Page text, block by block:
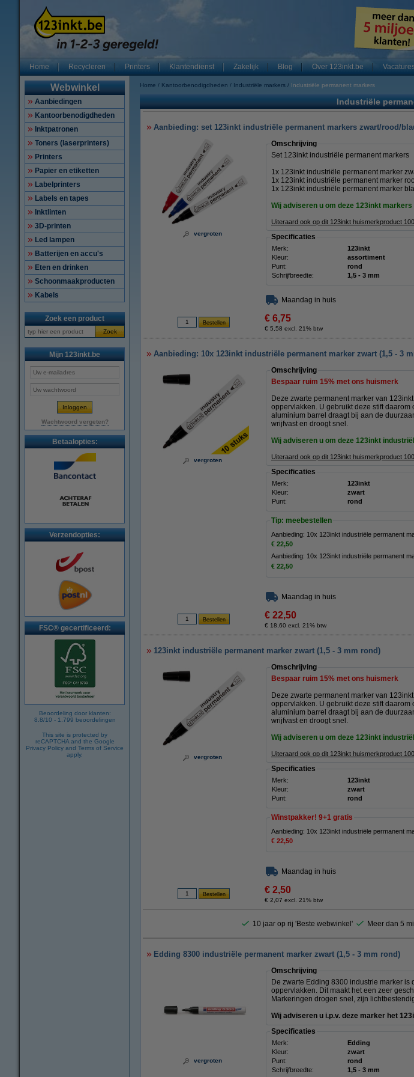
Home Recycleren Printers Klantendienst Zakelijk Blog Over 123inkt.be
Webwinkel
Aanbiedingen
Kantoorbenodigdheden
Inktpatronen
Toners (laserprinters)
Printers
Papier en etiketten
Labelprinters
Labels en tapes
Inktlinten
3D-printen
Led lampen
Batterijen en accu's
Eten en drinken
Schoonmaakproducten
Kabels
Zoek een product
Zoek
Mijn 123inkt.be
Wachtwoord vergeten?
Betaalopties:
Verzendopties:
FSC® gecertificeerd:
Beoordeling door klanten:
8.8/10 - 1.799 beoordelingen
This site is protected by
reCAPTCHA and the Google
Privacy Policy and Terms of Service
apply.
Home Kantoorbenodigdheden Industriële markers Industriële permanent markers
Industriële
Aanbieding: set 123inkt industriële permanent markers zwart/rood/
vergroten
Omschrijving
Set 123inkt industriële permanent markers
1x 123inkt industriële permanent marker
1x 123inkt industriële permanent marker
1x 123inkt industriële permanent marker
Wij adviseren u om deze 123inkt
Uiteraard ook op dit 123inkt huismerkproduct
Specificaties
Merk: 123inkt
Kleur:
assortiment
Punt:
rond
Schrijfbreedte:
1,5 - 3 mm
Maandag in huis
€ 6,75
€ 5,58 excl. 21% btw
Aanbieding: 10x 123inkt industriële permanent marker zwart (1,5 - 3
vergroten
Omschrijving
Bespaar ruim 15% met ons huismerk
Deze zwarte permanent marker van
oppervlakken. U gebruikt deze stift
aluminium barrel draagt bij aan de
wrijfvast en droogt snel.
Wij adviseren u om deze 123inkt
Uiteraard ook op dit 123inkt huismerkproduct
Specificaties
Merk: 123inkt
Kleur:
zwart
Punt:
rond
Tip: meebestellen
Aanbieding: 10x 123inkt industriële permanent
€ 22,50
Aanbieding: 10x 123inkt industriële permanent
€ 22,50
Maandag in huis
€ 22,50
€ 18,60 excl. 21% btw
123inkt industriële permanent marker zwart (1,5 - 3 mm rond)
vergroten
Omschrijving
Bespaar ruim 15% met ons huismerk
Deze zwarte permanent marker van
oppervlakken. U gebruikt deze stift
aluminium barrel draagt bij aan de
wrijfvast en droogt snel.
Wij adviseren u om deze 123inkt
Uiteraard ook op dit 123inkt huismerkproduct
Specificaties
Merk: 123inkt
Kleur:
zwart
Punt:
rond
Winstpakker! 9+1 gratis
Aanbieding: 10x 123inkt industriële permanent
€ 22,50
Maandag in huis
€ 2,50
€ 2,07 excl. 21% btw
10 jaar op rij 'Beste webwinkel' Meer dan 5
Edding 8300 industriële permanent marker zwart (1,5 - 3 mm rond)
vergroten
Omschrijving
De zwarte Edding 8300 industrie marker
oppervlakken. Dit maakt het een zeer
Markeringen drogen snel, zijn
Wij adviseren u i.p.v. deze marker het
Specificaties
Merk: Edding
Kleur:
zwart
Punt:
rond
Schrijfbreedte:
1,5 - 3 mm